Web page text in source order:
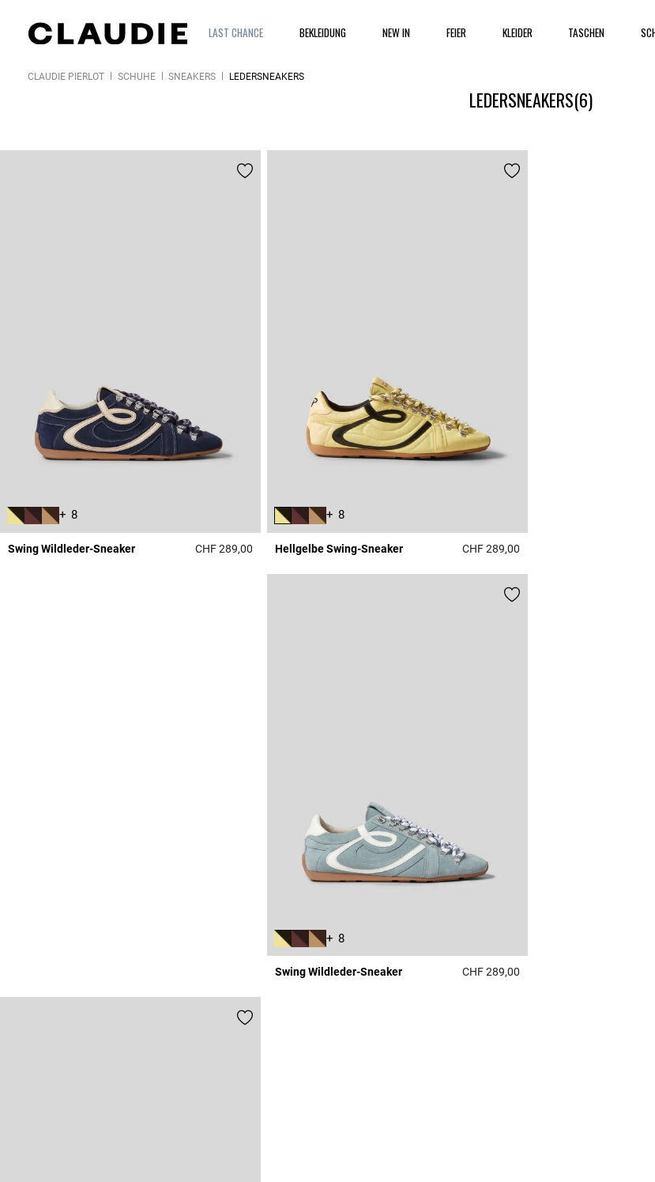
LAST CHANCE BEKLEIDUNG NEW IN FEIER KLEIDER TASCHEN
CLAUDIE PIERLOT SCHUHE SNEAKERS LEDERSNEAKERS
LEDERSNEAKERS(6)
+ 8
Swing Wildleder-Sneaker CHF 289,00 5 out of 5 Customer Rating
+ 8
Hellgelbe Swing-Sneaker CHF 289,00
+ 8
Swing Wildleder-Sneaker CHF 289,00